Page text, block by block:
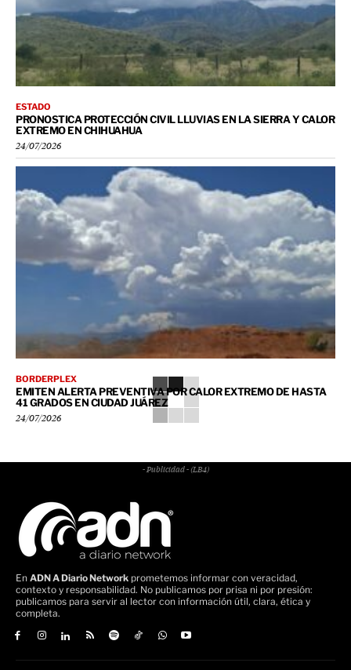
ESTADO
PRONOSTICA PROTECCIÓN CIVIL LLUVIAS EN LA SIERRA Y CALOR
EXTREMO EN CHIHUAHUA
24/07/2026
BORDERPLEX
EMITEN ALERTA PREVENTIVA POR CALOR EXTREMO DE HASTA
41 GRADOS EN CIUDAD JUÁREZ
24/07/2026
- Publicidad - (LB4)
En ADN A Diario Network prometemos informar con veracidad,
contexto y responsabilidad. No publicamos por prisa ni por presión:
publicamos para servir al lector con información útil, clara, ética y
completa.